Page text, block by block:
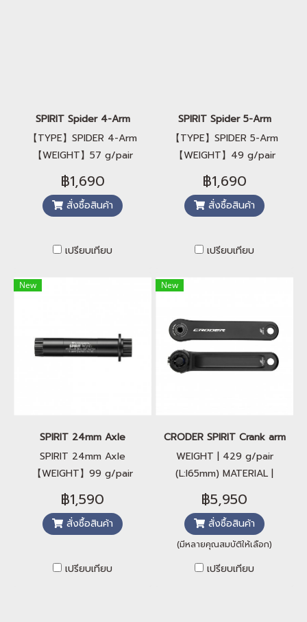
SPIRIT Spider 4-Arm
【TYPE】SPIDER 4-Arm
【WEIGHT】57 g/pair
(Road) 【MATERIAL】
AL7075-T6 【B.C.D.】110
mm 【COMPATIBILITY】
฿1,690
สั่งซื้อสินค้า
เปรียบเทียบ
SPIRIT Spider 5-Arm
【TYPE】SPIDER 5-Arm
【WEIGHT】49 g/pair
(Road) 【MATERIAL】
AL7075-T6 【B.C.D.】110
mm 【COMPATIBILITY】
฿1,690
สั่งซื้อสินค้า
เปรียบเทียบ
New
SPIRIT 24mm Axle
SPIRIT 24mm Axle
【WEIGHT】99 g/pair
(Road) 【MATERIAL】
AL7075-T6 【PROCESS】
Full CNC Machined 【AXLE
(123.5)
฿1,590
สั่งซื้อสินค้า
เปรียบเทียบ
New
CRODER SPIRIT Crank arm
WEIGHT | 429 g/pair
(L:l65mm) MATERIAL |
AL7075-T6 PROCESS | Full
CNC Machined CRANK
LENGTH |
฿5,950
สั่งซื้อสินค้า
(มีหลายคุณสมบัติให้เลือก)
เปรียบเทียบ